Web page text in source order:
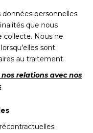
données personnelles
que nous
collecte. Nous ne
sont
au traitement.
relations avec nos